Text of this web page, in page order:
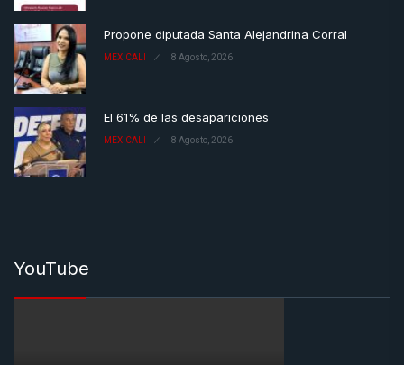
Propone diputada Santa Alejandrina Corral
MEXICALI 8 Agosto, 2026
El 61% de las desapariciones
MEXICALI 8 Agosto, 2026
YouTube